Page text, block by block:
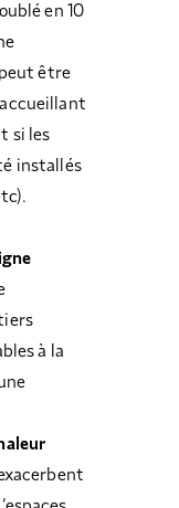
en 10
être
si les
installés
à la